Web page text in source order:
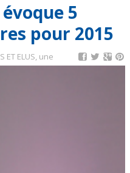
5
pour 2015
ET ELUS, une